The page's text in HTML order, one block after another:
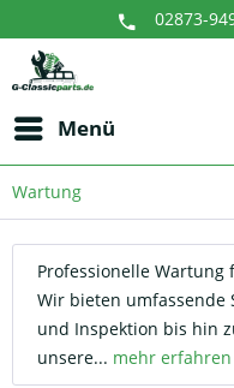
02873-
Menü
Wartung
Professionelle Wartung
Wir bieten umfassende
und Inspektion bis hin
unsere... mehr erfahren